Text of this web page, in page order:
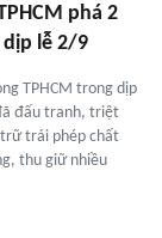
phá 2
lễ 2/9
TPHCM trong dịp
đấu tranh, triệt
trái phép chất
thu giữ nhiều